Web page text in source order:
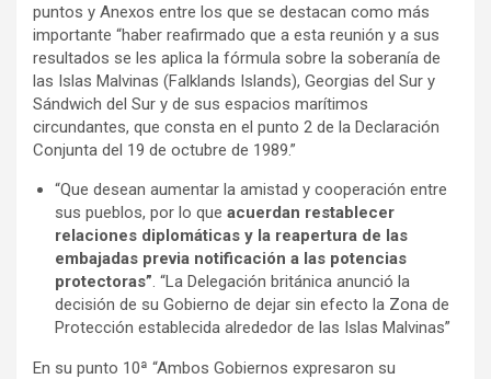
puntos y Anexos entre los que se destacan como más
importante “haber reafirmado que a esta reunión y a sus
resultados se les aplica la fórmula sobre la soberanía de
las Islas Malvinas (Falklands Islands), Georgias del Sur y
Sándwich del Sur y de sus espacios marítimos
circundantes, que consta en el punto 2 de la Declaración
Conjunta del 19 de octubre de 1989.”
“Que desean aumentar la amistad y cooperación entre
sus pueblos, por lo que acuerdan restablecer
relaciones diplomáticas y la reapertura de las
embajadas previa notificación a las potencias
protectoras”. “La Delegación británica anunció la
decisión de su Gobierno de dejar sin efecto la Zona de
Protección establecida alrededor de las Islas Malvinas”
En su punto 10ª “Ambos Gobiernos expresaron su